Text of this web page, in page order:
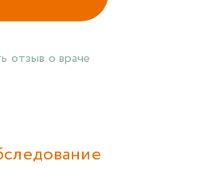
отзыв о враче
с VK ID
с использованием данных